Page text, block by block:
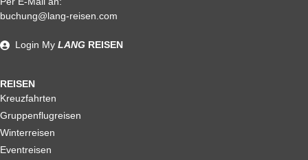
Alle weiteren Stronierungsbedingungen entnehmen Sie bitte
unseren AGB. Wir empfehlen Ihnen den Abschluss einer
Reiserücktrittskostenversicherung
buchung@lang-reisen.com
REISEN
Kreuzfahrten
Gruppenflugreisen
Winterreisen
Eventreisen
Login My LANG REISEN